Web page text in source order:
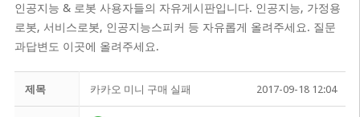
인공지능 & 로봇 사용자들의 자유게시판입니다. 인공지능, 가정용
로봇, 서비스로봇, 인공지능스피커 등 자유롭게 올려주세요. 질문
과답변도 이곳에 올려주세요.
제목 카카오 미니 구매 실패 2017-09-18 12:04